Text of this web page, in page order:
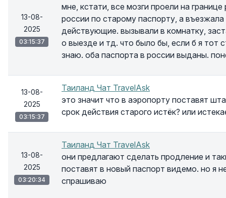
13-08-
2025
03:15:37
мне, кстати, все мозги проели на
россии по старому паспорту, а
действующие. вызывали в комнатку,
о выезде и тд. что было бы, если б я тот
знаю. оба паспорта в россии выданы.
13-08-
2025
03:15:37
Таиланд Чат TravelAsk
это значит что в аэропорту поставят
срок действия старого истёк? или
13-08-
2025
03:20:34
Таиланд Чат TravelAsk
они предлагают сделать продление и
поставят в новый паспорт видемо. но я
спрашиваю